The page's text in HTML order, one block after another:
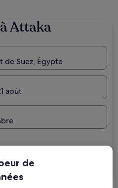
Attaka
de Suez, Égypte
août
de